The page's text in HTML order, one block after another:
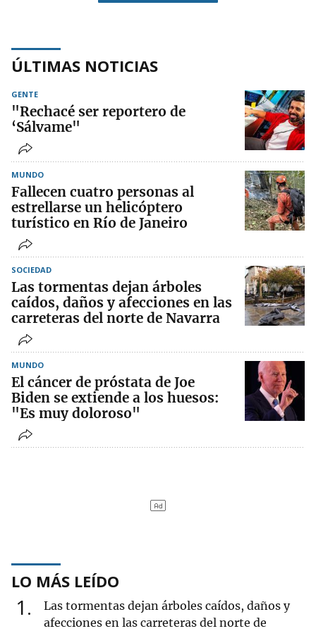
ÚLTIMAS NOTICIAS
GENTE
"Rechacé ser reportero de
‘Sálvame"
MUNDO
Fallecen cuatro personas al
estrellarse un helicóptero
turístico en Río de Janeiro
SOCIEDAD
Las tormentas dejan árboles
caídos, daños y afecciones en las
carreteras del norte de Navarra
MUNDO
El cáncer de próstata de Joe
Biden se extiende a los huesos:
"Es muy doloroso"
LO MÁS LEÍDO
1
Las tormentas dejan árboles caídos, daños y
afecciones en las carreteras del norte de